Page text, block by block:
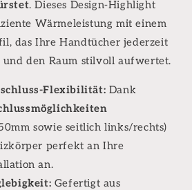
. Dieses Design-Highlight
Wärmeleistung mit einem
das Ihre Handtücher jederzeit
und den Raum stilvoll aufwertet.
Flexibilität: Dank
sowie seitlich links/rechts)
perfekt an Ihre
an.
Gefertigt aus